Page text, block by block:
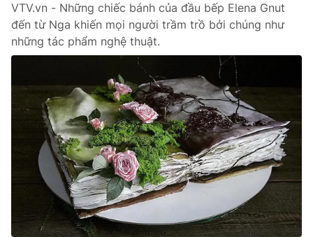
VTV9 VTV8
Liên hệ tòa soạn English
THỜI BÁO VTV
Theo dõi báo trên
Cơ quan chủ quản:Đài Truyền hình Việt Nam
Cơ quan báo chí:Thời báo VTV
VTV.vn - Những chiếc bánh của đầu bếp Elena Gnut
đến từ Nga khiến mọi người trầm trồ bởi chúng như
những tác phẩm nghệ thuật.